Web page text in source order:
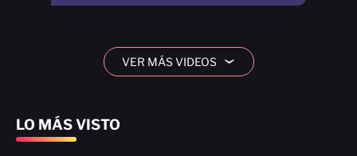
LO MÁS VISTO
VER MÁS VIDEOS ›